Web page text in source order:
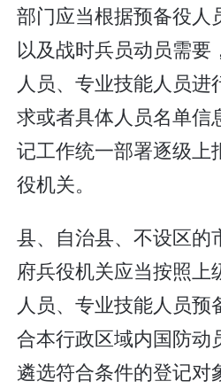
部门应当根据预备役人
以及战时兵员动员需要
人员、专业技能人员进
求或者具体人员名单信
记工作统一部署逐级上
役机关。
县、自治县、不设区的
府兵役机关应当按照上
人员、专业技能人员
合本行政区域内国防动
遴选符合条件的登记对